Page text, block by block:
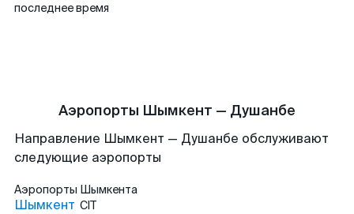
последнее время
Аэропорты Шымкент — Душанбе
Направление Шымкент — Душанбе обслуживают
следующие аэропорты
Аэропорты Шымкента
Шымкент CIT